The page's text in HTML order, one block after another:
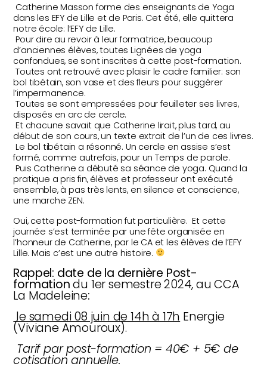
Catherine Masson forme des enseignants de Yoga
dans les EFY de Lille et de Paris. Cet été, elle quittera
notre école: l’EFY de Lille.
Pour dire au revoir à leur formatrice, beaucoup
d’anciennes élèves, toutes Lignées de yoga
confondues, se sont inscrites à cette post-formation.
Toutes ont retrouvé avec plaisir le cadre familier: son
bol tibétain, son vase et des fleurs pour suggérer
l’impermanence.
Toutes se sont empressées pour feuilleter ses livres,
disposés en arc de cercle.
Et chacune savait que Catherine lirait, plus tard, au
début de son cours, un texte extrait de l’un de ces livres.
Le bol tibétain a résonné. Un cercle en assise s’est
formé, comme autrefois, pour un Temps de parole.
Puis Catherine a débuté sa séance de yoga. Quand la
pratique a pris fin, élèves et professeur ont exécuté
ensemble, à pas très lents, en silence et conscience,
une marche ZEN.
Oui, cette post-formation fut particulière.Et cette
journée s’est terminée par une fête organisée en
l’honneur de Catherine, par le CA et les élèves de l’EFY
Lille. Mais c’est une autre histoire.
Rappel: date de la dernière Post-
formationdu 1er semestre 2024, au CCA
La Madeleine:
le samedi 08 juin de 14h à 17h Energie
(Viviane Amouroux).
Tarif par post-formation = 40€ + 5€ de
cotisation annuelle.